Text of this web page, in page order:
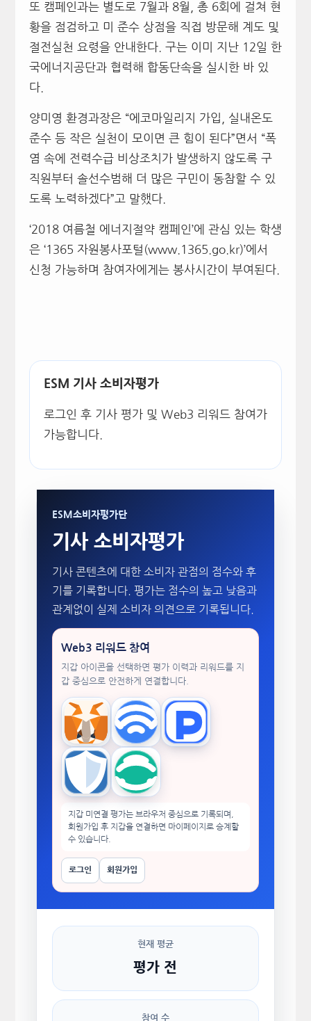
또 캠페인과는 별도로 7월과 8월, 총 6회에 걸쳐 현
황을 점검하고 미 준수 상점을 직접 방문해 계도 및
절전실천 요령을 안내한다. 구는 이미 지난 12일 한
국에너지공단과 협력해 합동단속을 실시한 바 있
다.
양미영 환경과장은 “에코마일리지 가입, 실내온도
준수 등 작은 실천이 모이면 큰 힘이 된다”면서 “폭
염 속에 전력수급 비상조치가 발생하지 않도록 구
직원부터 솔선수범해 더 많은 구민이 동참할 수 있
도록 노력하겠다”고 말했다.
‘2018 여름철 에너지절약 캠페인’에 관심 있는 학생
은 ‘1365 자원봉사포털(www.1365.go.kr)’에서
신청 가능하며 참여자에게는 봉사시간이 부여된다.
ESM 기사 소비자평가
로그인 후 기사 평가 및 Web3 리워드 참여가
가능합니다.
ESM소비자평가단
기사 소비자평가
기사 콘텐츠에 대한 소비자 관점의 점수와 후
기를 기록합니다. 평가는 점수의 높고 낮음과
관계없이 실제 소비자 의견으로 기록됩니다.
Web3 리워드 참여
지갑 아이콘을 선택하면 평가 이력과 리워드를 지
갑 중심으로 안전하게 연결합니다.
MetaMask WalletConnectTokenPocket
Trust Wallet imToken
지갑 미연결 평가는 브라우저 중심으로 기록되며,
회원가입 후 지갑을 연결하면 마이페이지로 승계할
수 있습니다.
로그인 회원가입
현재 평균
평가 전
참여 수